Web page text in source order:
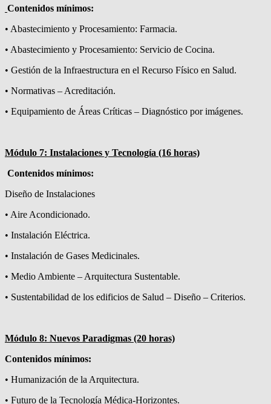
Contenidos mínimos:
• Abastecimiento y Procesamiento: Farmacia.
• Abastecimiento y Procesamiento: Servicio de Cocina.
• Gestión de la Infraestructura en el Recurso Físico en Salud.
• Normativas – Acreditación.
• Equipamiento de Áreas Críticas – Diagnóstico por imágenes.
Módulo 7: Instalaciones y Tecnología (16 horas)
Contenidos mínimos:
Diseño de Instalaciones
• Aire Acondicionado.
• Instalación Eléctrica.
• Instalación de Gases Medicinales.
• Medio Ambiente – Arquitectura Sustentable.
• Sustentabilidad de los edificios de Salud – Diseño – Criterios.
Módulo 8: Nuevos Paradigmas (20 horas)
Contenidos mínimos:
• Humanización de la Arquitectura.
• Futuro de la Tecnología Médica-Horizontes.